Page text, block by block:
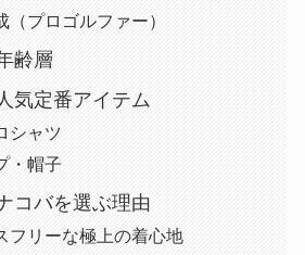
（プロゴルファー）
齢層
気定番アイテム
シャツ
・帽子
コバを選ぶ理由
フリーな極上の着心地